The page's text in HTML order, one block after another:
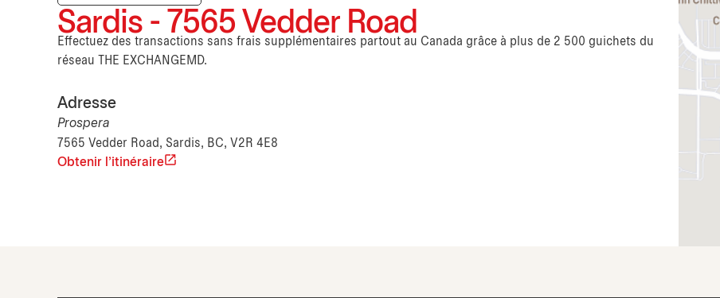
Sardis - 7565 Vedder Road
Effectuez des transactions sans frais supplémentaires partout au Canada grâce à plus de 2 500 guichets du
réseau THE EXCHANGEMD.
Adresse
Prospera
7565 Vedder Road, Sardis, BC, V2R 4E8
Obtenir l'itinéraire